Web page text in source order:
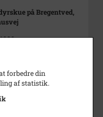
på Bregentved,
Dagbladet
forbedre din
af statistik.